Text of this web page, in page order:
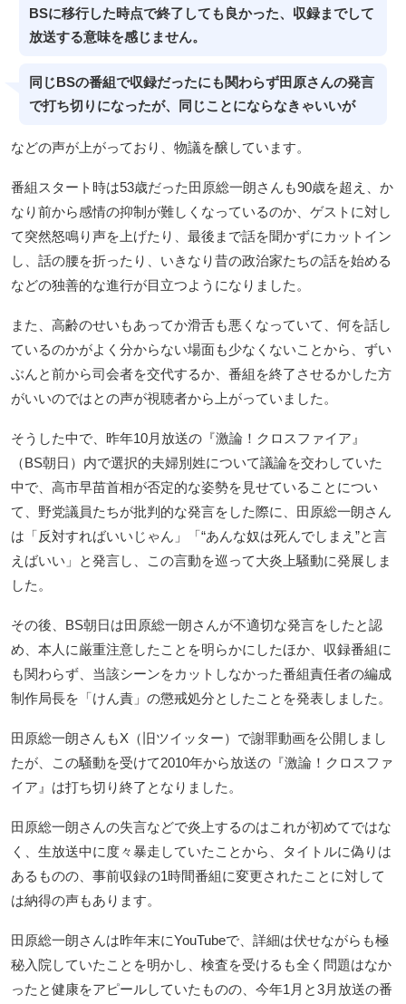
BSに移行した時点で終了しても良かった、収録までして
放送する意味を感じません。
同じBSの番組で収録だったにも関わらず田原さんの発言
で打ち切りになったが、同じことにならなきゃいいが
などの声が上がっており、物議を醸しています。
番組スタート時は53歳だった田原総一朗さんも90歳を超え、か
なり前から感情の抑制が難しくなっているのか、ゲストに対し
て突然怒鳴り声を上げたり、最後まで話を聞かずにカットイン
し、話の腰を折ったり、いきなり昔の政治家たちの話を始める
などの独善的な進行が目立つようになりました。
また、高齢のせいもあってか滑舌も悪くなっていて、何を話し
ているのかがよく分からない場面も少なくないことから、ずい
ぶんと前から司会者を交代するか、番組を終了させるかした方
がいいのではとの声が視聴者から上がっていました。
そうした中で、昨年10月放送の『激論！クロスファイア』
（BS朝日）内で選択的夫婦別姓について議論を交わしていた
中で、高市早苗首相が否定的な姿勢を見せていることについ
て、野党議員たちが批判的な発言をした際に、田原総一朗さん
は「反対すればいいじゃん」「“あんな奴は死んでしまえ”と言
えばいい」と発言し、この言動を巡って大炎上騒動に発展しま
した。
その後、BS朝日は田原総一朗さんが不適切な発言をしたと認
め、本人に厳重注意したことを明らかにしたほか、収録番組に
も関わらず、当該シーンをカットしなかった番組責任者の編成
制作局長を「けん責」の懲戒処分としたことを発表しました。
田原総一朗さんもX（旧ツイッター）で謝罪動画を公開しまし
たが、この騒動を受けて2010年から放送の『激論！クロスファ
イア』は打ち切り終了となりました。
田原総一朗さんの失言などで炎上するのはこれが初めてではな
く、生放送中に度々暴走していたことから、タイトルに偽りは
あるものの、事前収録の1時間番組に変更されたことに対して
は納得の声もあります。
田原総一朗さんは昨年末にYouTubeで、詳細は伏せながらも極
秘入院していたことを明かし、検査を受けるも全く問題はなか
ったと健康をアピールしていたものの、今年1月と3月放送の番